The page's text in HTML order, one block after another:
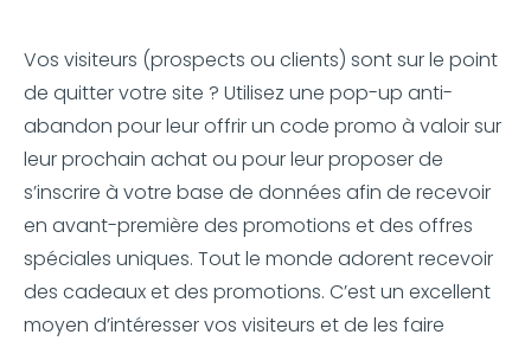
Vos visiteurs (prospects ou clients) sont sur le point
de quitter votre site ? Utilisez une pop-up anti-
abandon pour leur offrir un code promo à valoir sur
leur prochain achat ou pour leur proposer de
s’inscrire à votre base de données afin de recevoir
en avant-première des promotions et des offres
spéciales uniques. Tout le monde adorent recevoir
des cadeaux et des promotions. C’est un excellent
moyen d’intéresser vos visiteurs et de les faire